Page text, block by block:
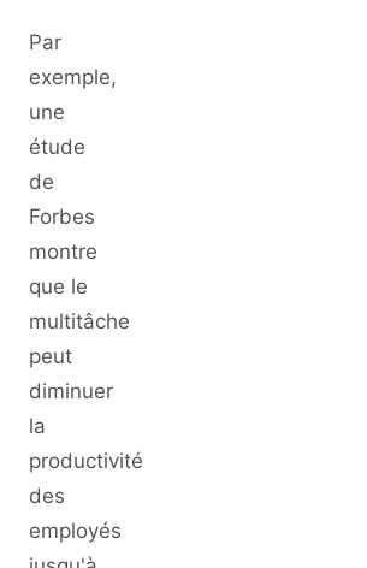
Par
exemple,
une
étude
de
Forbes
montre
que le
multitâche
peut
diminuer
la
productivité
des
employés